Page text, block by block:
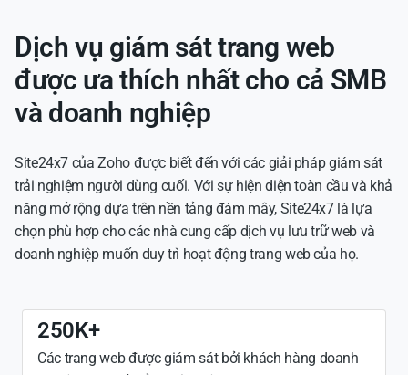
Dịch vụ giám sát trang web
được ưa thích nhất cho cả SMB
và doanh nghiệp
Site24x7 của Zoho được biết đến với các giải pháp giám sát
trải nghiệm người dùng cuối. Với sự hiện diện toàn cầu và khả
năng mở rộng dựa trên nền tảng đám mây, Site24x7 là lựa
chọn phù hợp cho các nhà cung cấp dịch vụ lưu trữ web và
doanh nghiệp muốn duy trì hoạt động trang web của họ.
250K+
Các trang web được giám sát bởi khách hàng doanh